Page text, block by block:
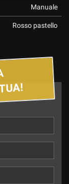
Manuale
Rosso pastello